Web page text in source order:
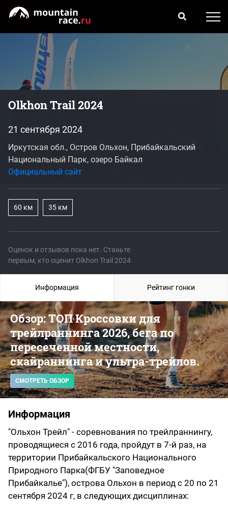
Olkhon Trail 2024
Оценок и отзывов пока нет. Станьте
первым, кто оценит Olkhon Trail 2024
21 сентября 2024
Иркутская обл., Остров Ольхон, Прибайкальский
Национальный Парк, озеро Байкал
Официальный сайт
60 км 35 км
Обзор: ТОП Кроссовки для
трейлраннинга 2026, бега по
пересеченной местности,
скайраннинга и ультра-трейлов.
СМОТРЕТЬ ОБЗОР
Информация
"Ольхон Трейл" - соревнования по трейлраннингу,
проводящиеся с 2016 года, пройдут в 7-й раз, на
территории Прибайкальского Национального
Природного Парка(ФГБУ "Заповедное
Прибайкалье"), острова Ольхон в период с 20 по 21
сентября 2024 г, в следующих дисциплинах:
Информация Рейтинг гонки